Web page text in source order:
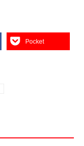
Pocket